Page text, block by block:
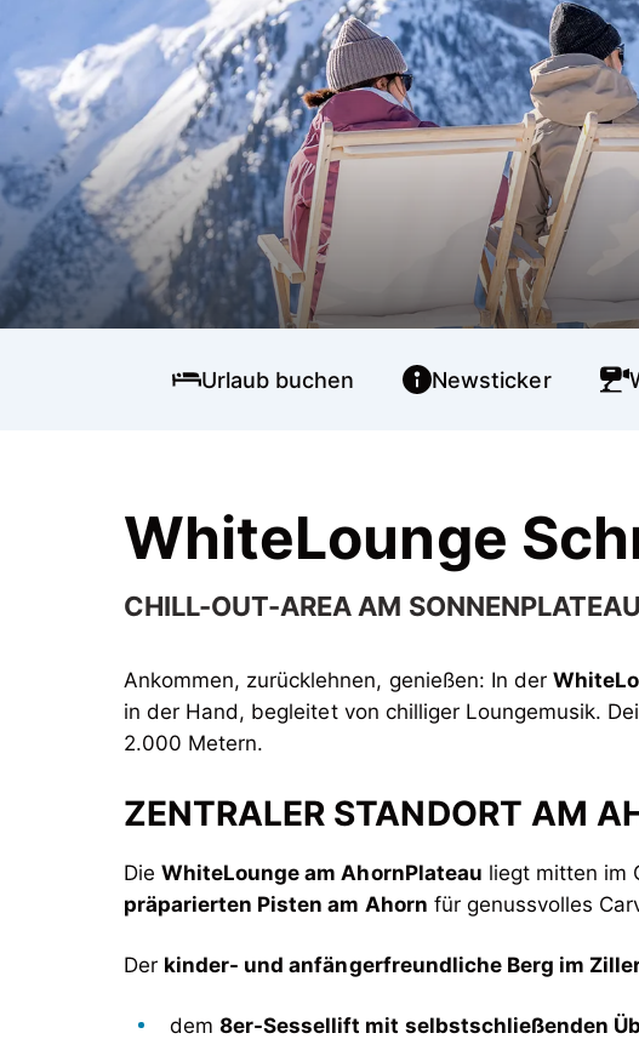
Urlaub buchen Newsticker
WhiteLounge
CHILL-OUT-AREA AM SONNENPLATEAU
Ankommen, zurücklehnen, genießen: In der
in der Hand, begleitet von chilliger Loungemusik.
2.000 Metern.
ZENTRALER STANDORT AM
DieWhiteLounge am AhornPlateau liegt mitten im
präparierten Pisten am Ahorn für genussvolles
Der kinder- und anfängerfreundliche Berg im
dem8er-Sessellift mit selbstschließenden